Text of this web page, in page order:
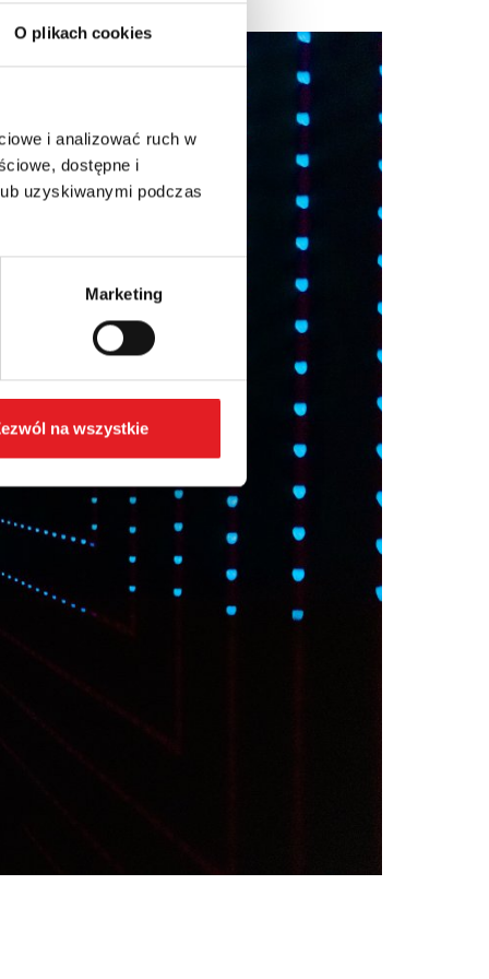
O plikach cookies
i analizować ruch w
dostępne i
uzyskiwanymi podczas
Marketing
na wszystkie